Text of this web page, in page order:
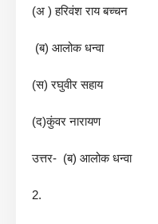
(अ ) हरिवंश राय बच्चन
(ब) आलोक धन्वा
(स) रघुवीर सहाय
(द)कुंवर नारायण
उत्तर- (ब) आलोक धन्वा
2.